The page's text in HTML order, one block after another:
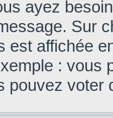
ayez
Sur
est affichée
: vous
pouvez voter